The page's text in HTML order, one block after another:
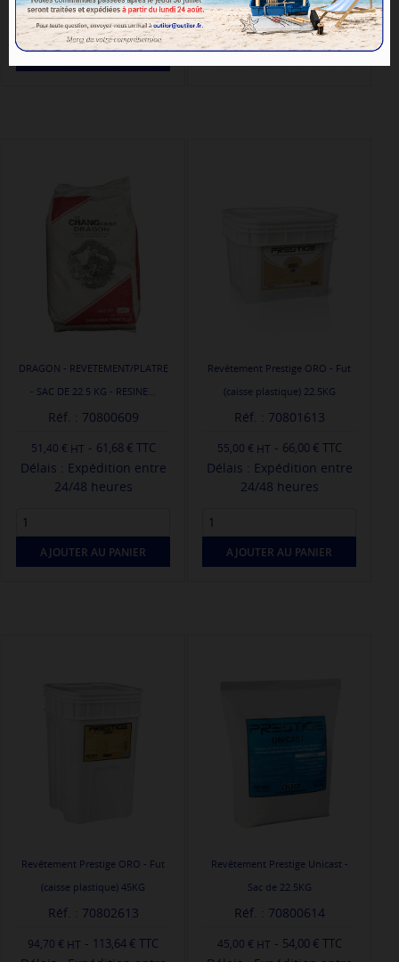
AJOUTER AU PANIER
AJOUTER AU PANIER
DRAGON - REVETEMENT/PLATRE
- SAC DE 22.5 KG - RESINE...
Réf. : 70800609
51,40 € - 61,68 € TTC
Délais : Expédition entre
24/48 heures
AJOUTER AU PANIER
Revêtement Prestige ORO - Fut
(caisse plastique) 22.5KG
Réf. : 70801613
55,00 € - 66,00 € TTC
Délais : Expédition entre
24/48 heures
AJOUTER AU PANIER
Revêtement Prestige ORO - Fut
(caisse plastique) 45KG
Réf. : 70802613
94,70 € - 113,64 € TTC
Revêtement Prestige Unicast -
Sac de 22.5KG
Réf. : 70800614
45,00 € - 54,00 € TTC